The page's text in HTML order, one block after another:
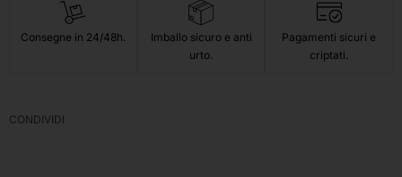
Consegne in 24/48h.
Imballo sicuro e anti
urto.
Pagamenti sicuri e
criptati.
CONDIVIDI